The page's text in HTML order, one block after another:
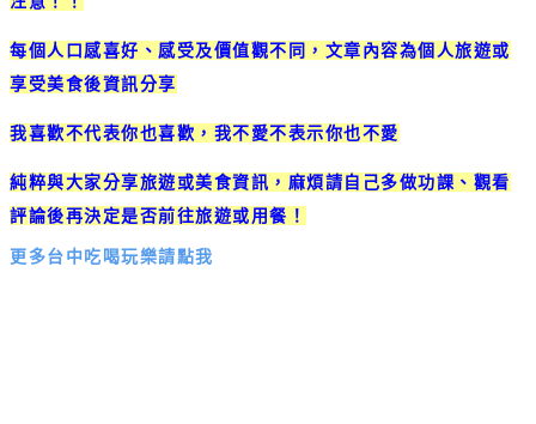
每個人口感喜好、感受及價值觀不同，文章內容為個人旅遊或
享受美食後資訊分享
我喜歡不代表你也喜歡，我不愛不表示你也不愛
純粹與大家分享旅遊或美食資訊，麻煩請自己多做功課、觀看
評論後再決定是否前往旅遊或用餐！
更多台中吃喝玩樂請點我